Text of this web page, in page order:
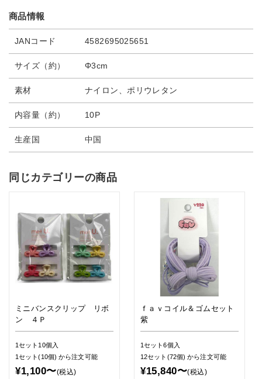
商品情報
JANコード 4582695025651
サイズ（約） Φ3cm
素材 ナイロン、ポリウレタン
内容量（約） 10P
生産国 中国
同じカテゴリーの商品
ミニバンスクリップ リボ
ン ４Ｐ
1セット10個入
1セット(10個)から注文可能
¥1,100〜(税込)
ｆａｖコイル＆ゴムセット
紫
1セット6個入
12セット(72個)から注文可能
¥15,840〜(税込)